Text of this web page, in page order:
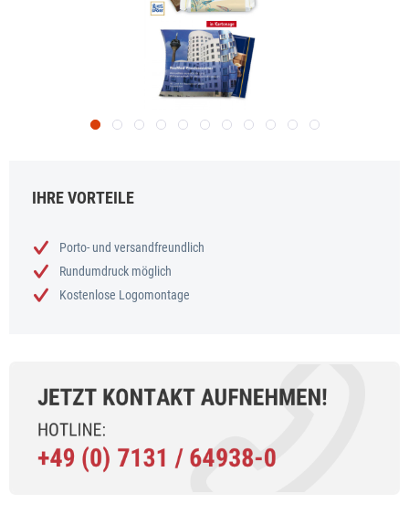
IHRE VORTEILE
Porto- und versandfreundlich
Rundumdruck möglich
Kostenlose Logomontage